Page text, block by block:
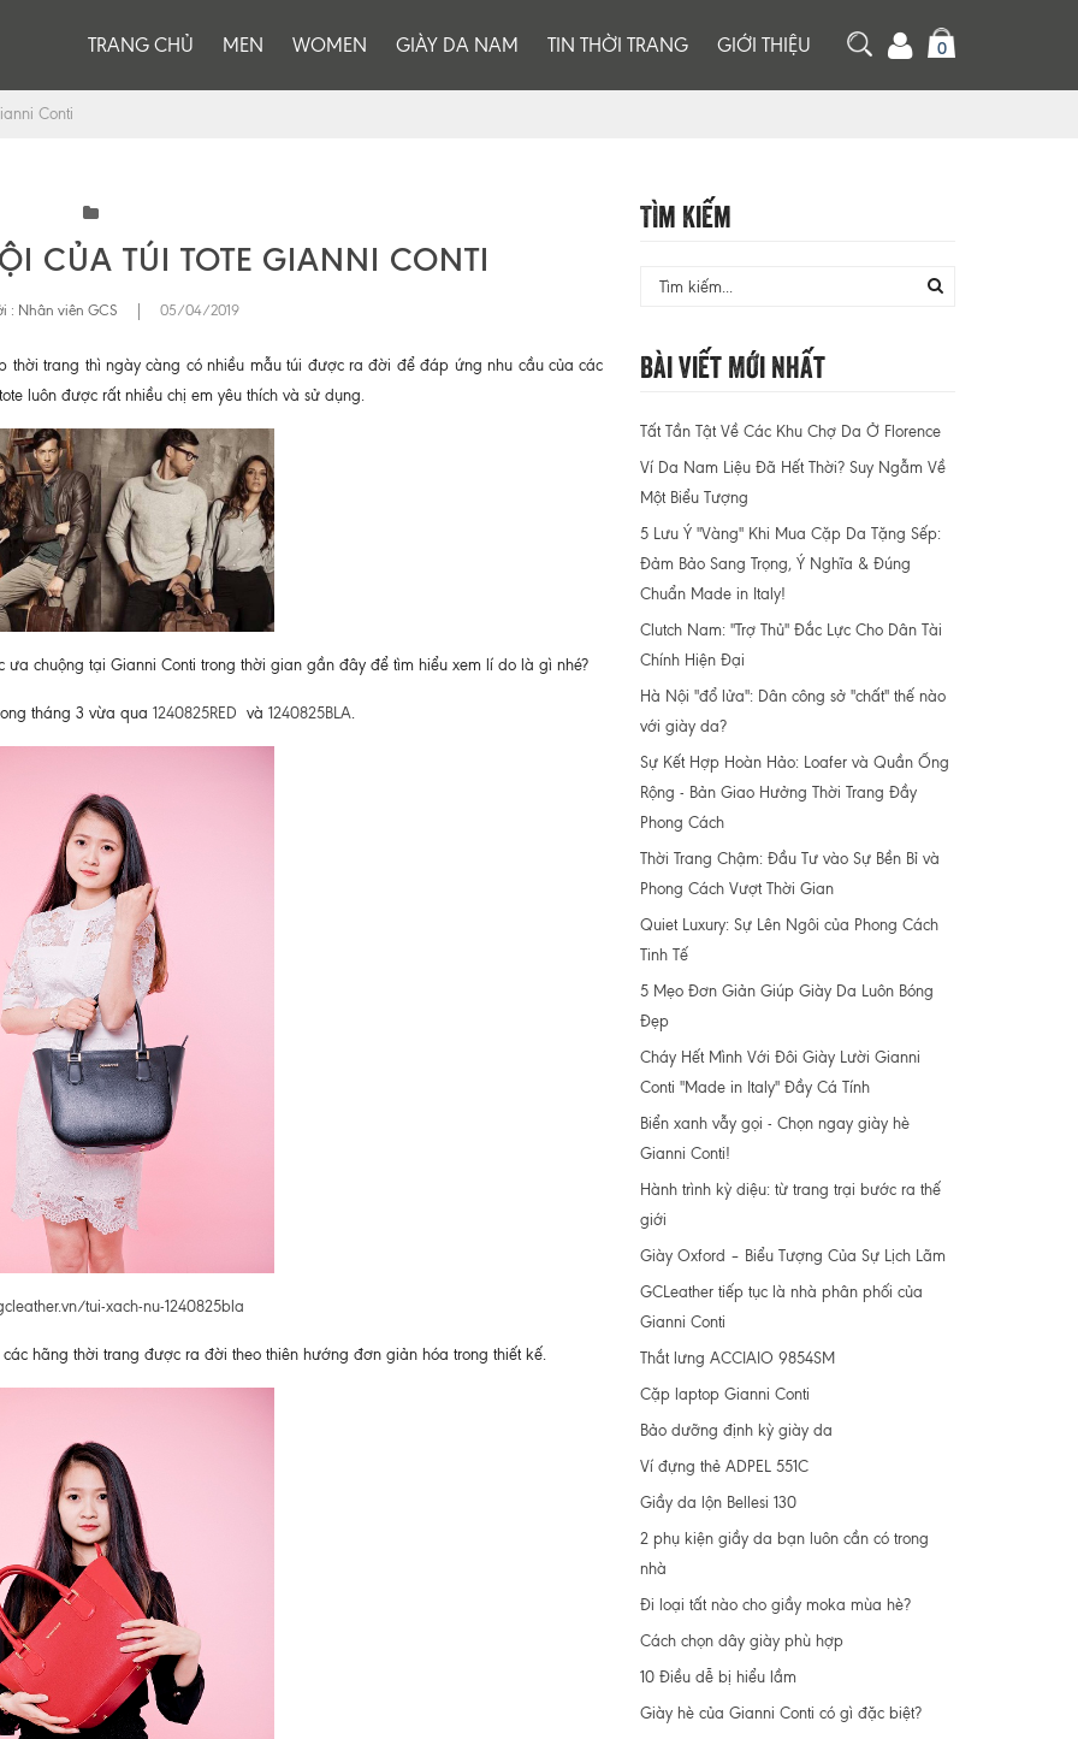
TRANG CHỦ MEN WOMEN GIÀY DA NAM TIN THỜI TRANG GIỚI THIỆU 0
Conti
CỦA TÚI TOTE GIANNI CONTI
: Nhân viên GCS 05/04/2019
thời trang thì ngày càng có nhiều mẫu túi được ra đời để đáp ứng nhu cầu của các
luôn được rất nhiều chị em yêu thích và sử dụng.
chuộng tại Gianni Conti trong thời gian gần đây để tìm hiểu xem lí do là gì nhé?
tháng 3 vừa qua 1240825RED và 1240825BLA.
tui-xach-nu-1240825bla
hãng thời trang được ra đời theo thiên hướng đơn giản hóa trong thiết kế.
Tìm Kiếm
Bài Viết Mới Nhất
Tất Tần Tật Về Các Khu Chợ Da Ở Florence
Ví Da Nam Liệu Đã Hết Thời? Suy Ngẫm Về
Một Biểu Tượng
5 Lưu Ý "Vàng" Khi Mua Cặp Da Tặng Sếp:
Đảm Bảo Sang Trọng, Ý Nghĩa & Đúng
Chuẩn Made in Italy!
Clutch Nam: "Trợ Thủ" Đắc Lực Cho Dân Tài
Chính Hiện Đại
Hà Nội "đổ lửa": Dân công sở "chất" thế nào
với giày da?
Sự Kết Hợp Hoàn Hảo: Loafer và Quần Ống
Rộng - Bản Giao Hưởng Thời Trang Đầy
Phong Cách
Thời Trang Chậm: Đầu Tư vào Sự Bền Bỉ và
Phong Cách Vượt Thời Gian
Quiet Luxury: Sự Lên Ngôi của Phong Cách
Tinh Tế
5 Mẹo Đơn Giản Giúp Giày Da Luôn Bóng
Đẹp
Cháy Hết Mình Với Đôi Giày Lười Gianni
Conti "Made in Italy" Đầy Cá Tính
Biển xanh vẫy gọi - Chọn ngay giày hè
Gianni Conti!
Hành trình kỳ diệu: từ trang trại bước ra thế
giới
Giày Oxford – Biểu Tượng Của Sự Lịch Lãm
GCLeather tiếp tục là nhà phân phối của
Gianni Conti
Thắt lưng ACCIAIO 9854SM
Cặp laptop Gianni Conti
Bảo dưỡng định kỳ giày da
Ví đựng thẻ ADPEL 551C
Giầy da lộn Bellesi 130
2 phụ kiện giầy da bạn luôn cần có trong
nhà
Đi loại tất nào cho giầy moka mùa hè?
Cách chọn dây giày phù hợp
10 Điều dễ bị hiểu lầm
Giày hè của Gianni Conti có gì đặc biệt?